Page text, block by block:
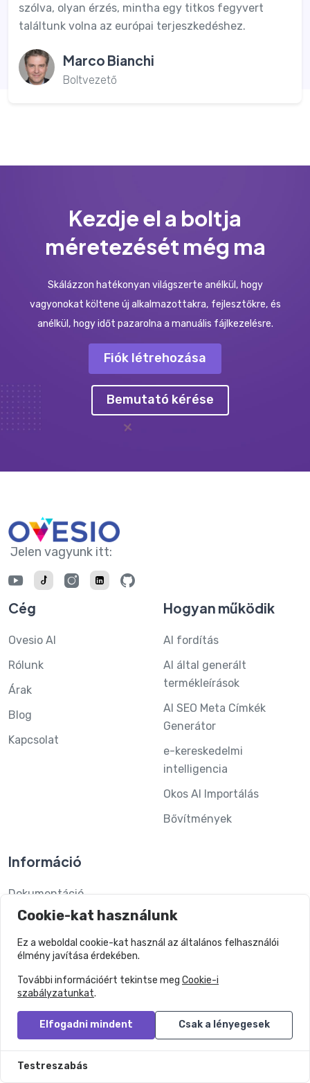
szólva, olyan érzés, mintha egy titkos fegyvert
találtunk volna az európai terjeszkedéshez.
Marco Bianchi
Boltvezető
Kezdje el a boltja
méretezését még ma
Skálázzon hatékonyan világszerte anélkül, hogy
vagyonokat költene új alkalmazottakra, fejlesztőkre, és
anélkül, hogy időt pazarolna a manuális fájlkezelésre.
Fiók létrehozása
Bemutató kérése
Jelen vagyunk itt:
Cég
Ovesio AI
Rólunk
Árak
Blog
Kapcsolat
Hogyan működik
AI fordítás
AI által generált
termékleírások
AI SEO Meta Címkék
Generátor
e-kereskedelmi
intelligencia
Okos AI Importálás
Bővítmények
Információ
Dokumentáció
Költségbecslő kalkulátor
Gyik
Adatvédelmi irányelv
Általános szerződési
feltételek
Ovesio kontra Egyebek
Cookie-kat használunk
Ez a weboldal cookie-kat használ az általános felhasználói
élmény javítása érdekében.
További információért tekintse meg Cookie-i
szabályzatunkat.
Elfogadni mindent Csak a lényegesek
Testreszabás